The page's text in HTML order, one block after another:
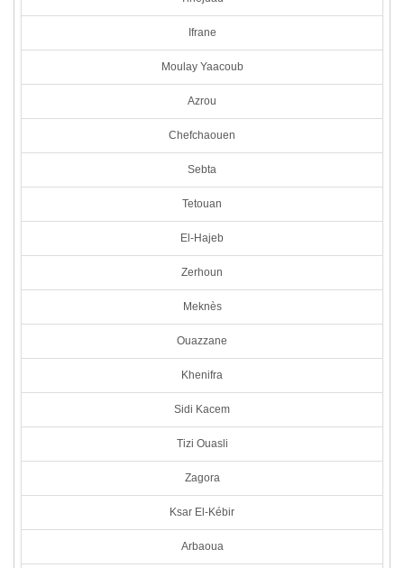
Ifrane
Moulay Yaacoub
Azrou
Chefchaouen
Sebta
Tetouan
El-Hajeb
Zerhoun
Meknès
Ouazzane
Khenifra
Sidi Kacem
Tizi Ouasli
Zagora
Ksar El-Kébir
Arbaoua